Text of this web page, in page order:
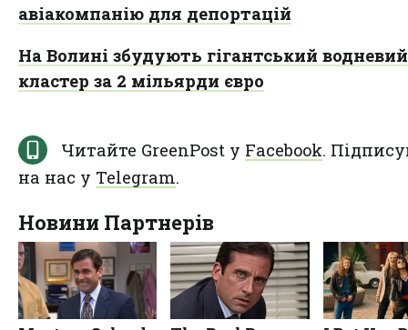
авіакомпанію для депортацій
На Волині збудують гігантський водневий
кластер за 2 мільярди євро
Читайте GreenPost у Facebook.
на нас у Telegram.